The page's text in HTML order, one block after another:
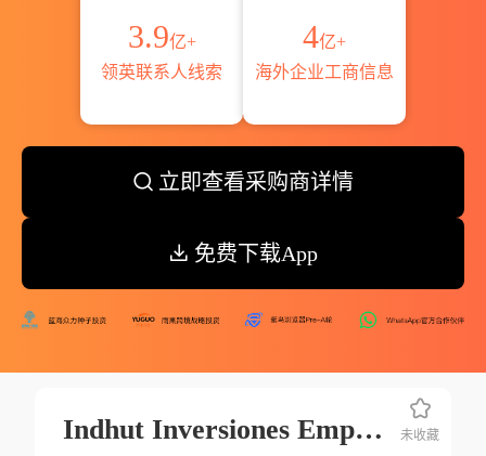
3.9亿+
领英联系人线索
4亿+
海外企业工商信息
立即查看采购商详情
免费下载App
Indhut Inversiones Empresa Individual De Responsabilidad Ltda. 未收藏